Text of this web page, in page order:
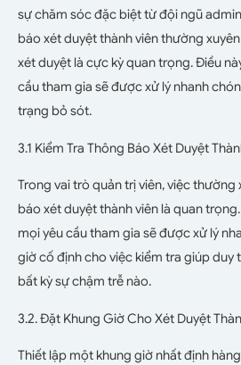
sự chăm sóc đặc biệt từ đội ngũ
báo xét duyệt thành viên thường
xét duyệt là cực kỳ quan trọng. Điều
cầu tham gia sẽ được xử lý nhanh
trạng bỏ sót.
3.1 Kiểm Tra Thông Báo Xét Duyệt
Trong vai trò quản trị viên, việc thường
báo xét duyệt thành viên là quan
mọi yêu cầu tham gia sẽ được xử lý
giờ cố định cho việc kiểm tra giúp duy
bất kỳ sự chậm trễ nào.
3.2. Đặt Khung Giờ Cho Xét Duyệt
Thiết lập một khung giờ nhất định